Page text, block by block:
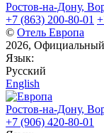
Ростов-на-Дону,
+7 (863) 200-80-01
© Отель Европа
2026,
Язык:
Русский
English
Ростов-на-Дону,
+7 (906) 420-80-01